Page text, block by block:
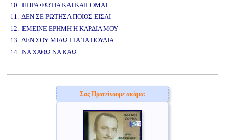
10. ΠΗΡΑ ΦΩΤΙΑ ΚΑΙ ΚΑΙΓΟΜΑΙ
11. ΔΕΝ ΣΕ ΡΩΤΗΣΑ ΠΟΙΟΣ ΕΙΣΑΙ
12. ΕΜΕΙΝΕ ΕΡΗΜΗ Η ΚΑΡΔΙΑ ΜΟΥ
13. ΔΕΝ ΣΟΥ ΜΙΛΩ ΓΙΑ ΤΑ ΠΟΥΛΙΑ
14. ΝΑ ΧΑΘΩ ΝΑ ΚΑΩ
Σας Προτείνουμε ακόμα: